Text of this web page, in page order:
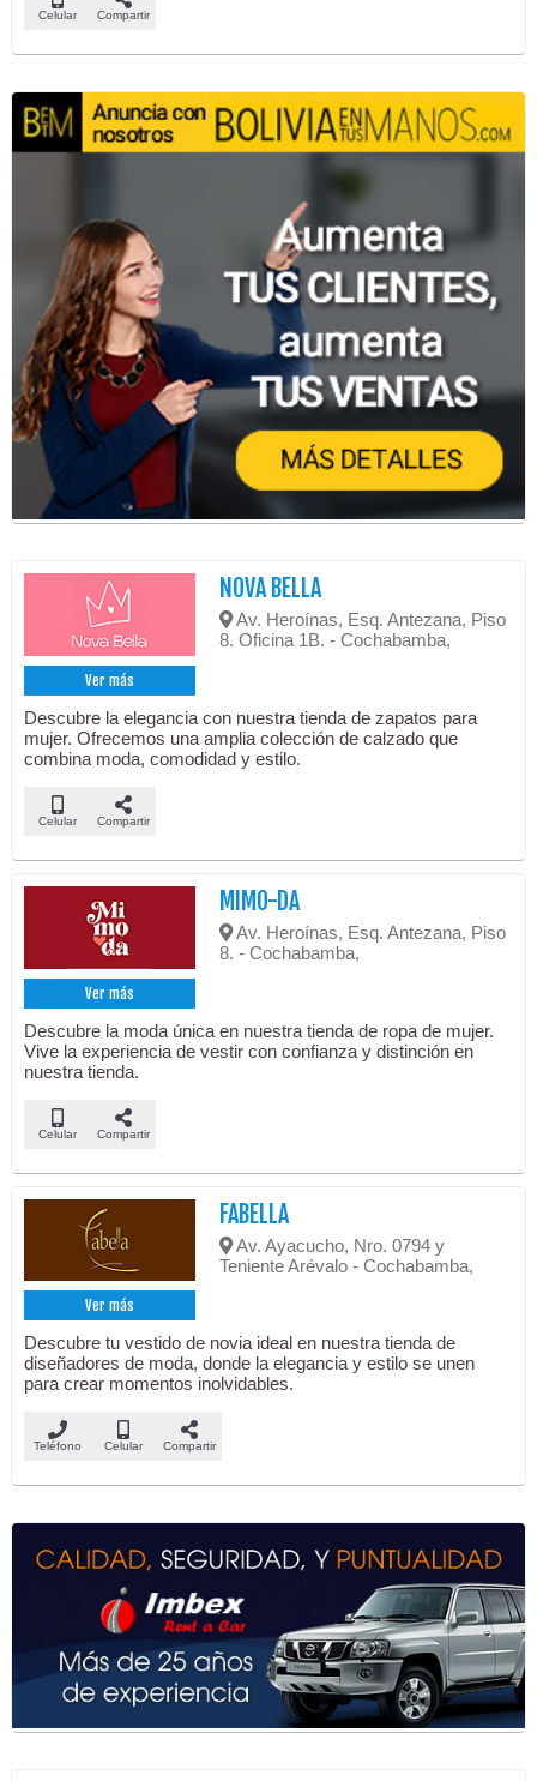
Celular Compartir
Ver más
NOVA BELLA
Av. Heroínas, Esq. Antezana, Piso
8. Oficina 1B. - Cochabamba,
Descubre la elegancia con nuestra tienda de zapatos para
mujer. Ofrecemos una amplia colección de calzado que
combina moda, comodidad y estilo.
Celular Compartir
Ver más
MIMO-DA
Av. Heroínas, Esq. Antezana, Piso
8. - Cochabamba,
Descubre la moda única en nuestra tienda de ropa de mujer.
Vive la experiencia de vestir con confianza y distinción en
nuestra tienda.
Celular Compartir
Ver más
FABELLA
Av. Ayacucho, Nro. 0794 y
Teniente Arévalo - Cochabamba,
Descubre tu vestido de novia ideal en nuestra tienda de
diseñadores de moda, donde la elegancia y estilo se unen
para crear momentos inolvidables.
Teléfono Celular Compartir